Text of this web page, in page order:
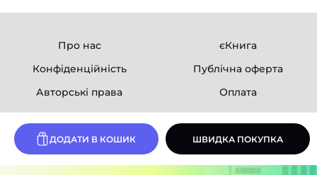
ДОДАТИ В КОШИК ШВИДКА ПОКУПКА
Про нас
єКнига
Конфіденційність
Публічна оферта
Авторські права
Оплата